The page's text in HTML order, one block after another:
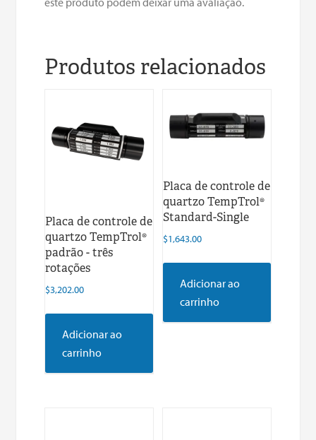
Produtos relacionados
Placa de controle de
quartzo TempTrol®
padrão - três
rotações
$3,202.00
Adicionar ao
carrinho
Placa de controle de
quartzo TempTrol®
Standard-Single
$1,643.00
Adicionar ao
carrinho